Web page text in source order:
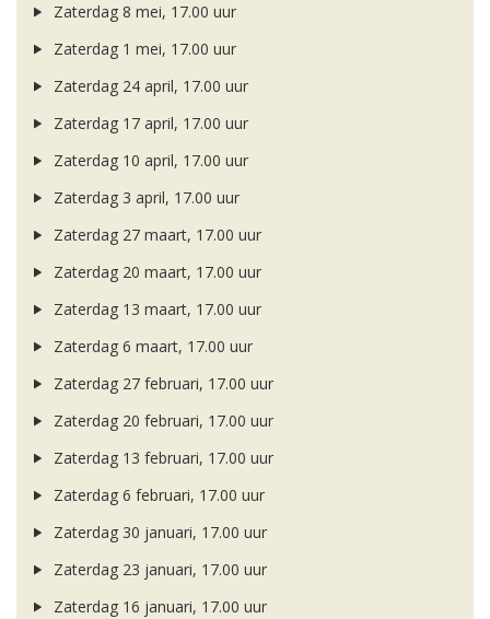
Zaterdag 8 mei, 17.00 uur
Zaterdag 1 mei, 17.00 uur
Zaterdag 24 april, 17.00 uur
Zaterdag 17 april, 17.00 uur
Zaterdag 10 april, 17.00 uur
Zaterdag 3 april, 17.00 uur
Zaterdag 27 maart, 17.00 uur
Zaterdag 20 maart, 17.00 uur
Zaterdag 13 maart, 17.00 uur
Zaterdag 6 maart, 17.00 uur
Zaterdag 27 februari, 17.00 uur
Zaterdag 20 februari, 17.00 uur
Zaterdag 13 februari, 17.00 uur
Zaterdag 6 februari, 17.00 uur
Zaterdag 30 januari, 17.00 uur
Zaterdag 23 januari, 17.00 uur
Zaterdag 16 januari, 17.00 uur